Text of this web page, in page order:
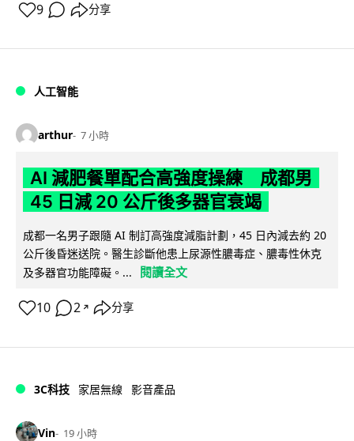
9 分享
人工智能
arthur 7 小時
AI 減肥餐單配合高強度操練 成都男
45 日減 20 公斤後多器官衰竭
成都一名男子跟隨 AI 制訂高強度減脂計劃，45 日內減去約 20
公斤後昏迷送院。醫生診斷他患上尿源性膿毒症、膿毒性休克
及多器官功能障礙。...
閱讀全文
10 2 ↗ 分享
3C科技 家居無線 影音產品
Vin 19 小時